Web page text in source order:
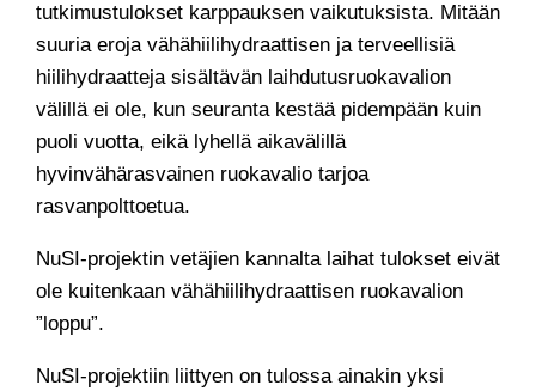
tutkimustulokset karppauksen vaikutuksista. Mitään
suuria eroja vähähiilihydraattisen ja terveellisiä
hiilihydraatteja sisältävän laihdutusruokavalion
välillä ei ole, kun seuranta kestää pidempään kuin
puoli vuotta, eikä lyhellä aikavälillä
hyvinvähärasvainen ruokavalio tarjoa
rasvanpolttoetua.
NuSI-projektin vetäjien kannalta laihat tulokset eivät
ole kuitenkaan vähähiilihydraattisen ruokavalion
”loppu”.
NuSI-projektiin liittyen on tulossa ainakin yksi